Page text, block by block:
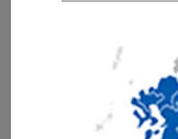
動力契
業務用エアコン